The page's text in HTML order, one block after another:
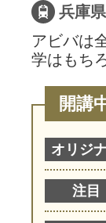
兵庫
アビバは
学はもち
開講
オリジ
注目